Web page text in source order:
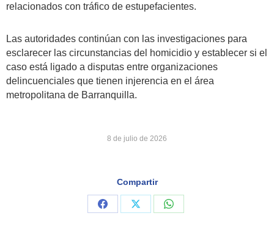
relacionados con tráfico de estupefacientes.
Las autoridades continúan con las investigaciones para
esclarecer las circunstancias del homicidio y establecer si el
caso está ligado a disputas entre organizaciones
delincuenciales que tienen injerencia en el área
metropolitana de Barranquilla.
8 de julio de 2026
Compartir
Share
Share
Share